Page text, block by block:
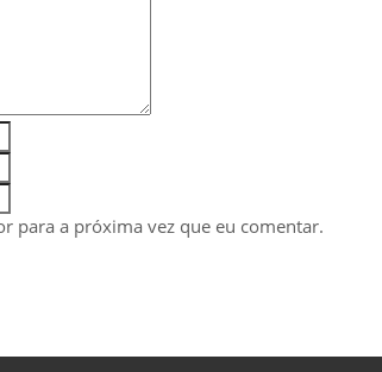
para a próxima vez que eu comentar.